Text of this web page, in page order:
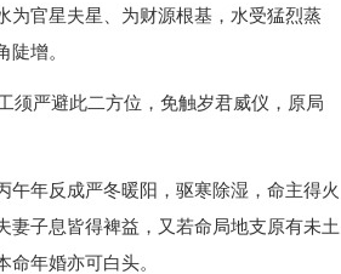
官星夫星、为财源根基，水受猛烈蒸
增。
须严避此二方位，免触岁君威仪，原局
年反成严冬暖阳，驱寒除湿，命主得火
子息皆得裨益，又若命局地支原有未土
年婚亦可白头。